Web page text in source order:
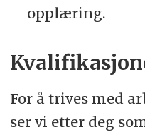
opplæring.
For å trives med
ser vi etter deg